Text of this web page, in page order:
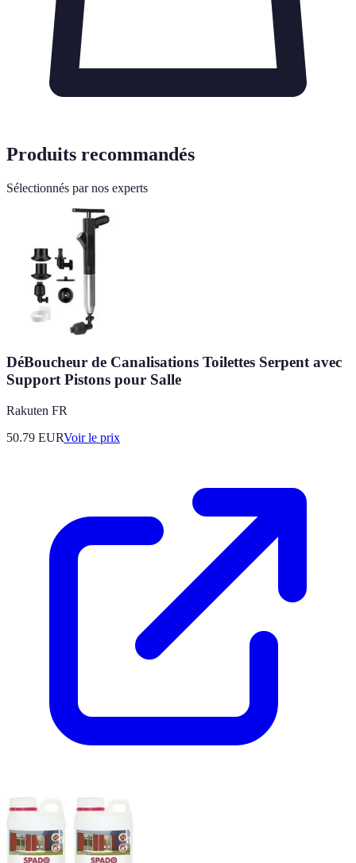
Produits recommandés
Sélectionnés par nos experts
DéBoucheur de Canalisations Toilettes Serpent avec
Support Pistons pour Salle
Rakuten FR
50.79 EURVoir le prix